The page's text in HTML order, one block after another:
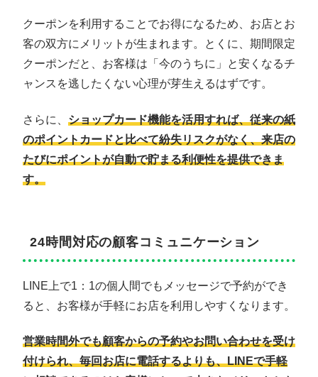
クーポンを利用することでお得になるため、お店とお
客の双方にメリットが生まれます。とくに、期間限定
クーポンだと、お客様は「今のうちに」と安くなるチ
ャンスを逃したくない心理が芽生えるはずです。
さらに、 ショップカード機能を活用すれば、従来の紙
のポイントカードと比べて紛失リスクがなく、来店の
たびにポイントが自動で貯まる利便性を提供できま
す。
24時間対応の顧客コミュニケーション
LINE上で1：1の個人間でもメッセージで予約ができ
ると、お客様が手軽にお店を利用しやすくなります。
営業時間外でも顧客からの予約やお問い合わせを受け
付けられ、毎回お店に電話するよりも、LINEで手軽